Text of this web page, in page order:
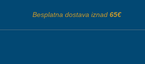
Besplatna dostava iznad65€